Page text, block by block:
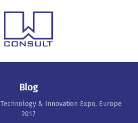
Blog
Technology & Innovation Expo, Europe
2017